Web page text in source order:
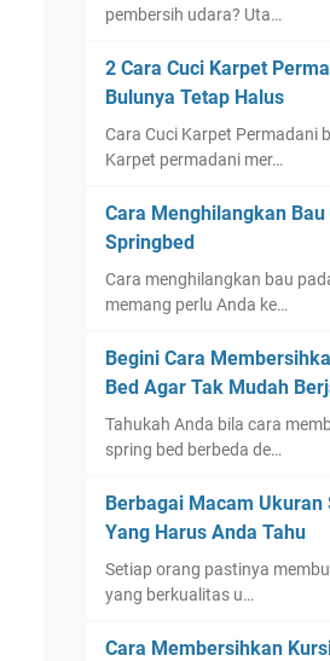
pembersih udara? Uta…
2 Cara Cuci Karpet
Bulunya Tetap Halus
Cara Cuci Karpet Permadani
Karpet permadani mer…
Cara Menghilangkan Bau
Springbed
Cara menghilangkan bau
memang perlu Anda ke…
Begini Cara
Bed Agar Tak Mudah
Tahukah Anda bila cara
spring bed berbeda de…
Berbagai Macam Ukuran
Yang Harus Anda Tahu
Setiap orang pastinya
yang berkualitas u…
Cara Membersihkan